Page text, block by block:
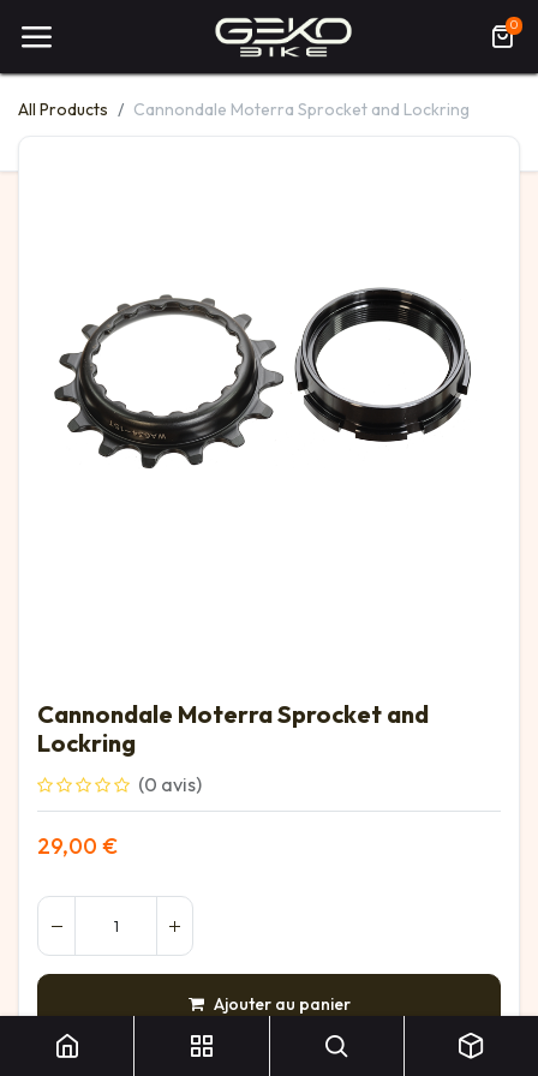
0
All Products Cannondale Moterra Sprocket and Lockring
Cannondale Moterra Sprocket and
Lockring
(0 avis)
29,00 €
Ajouter au panier